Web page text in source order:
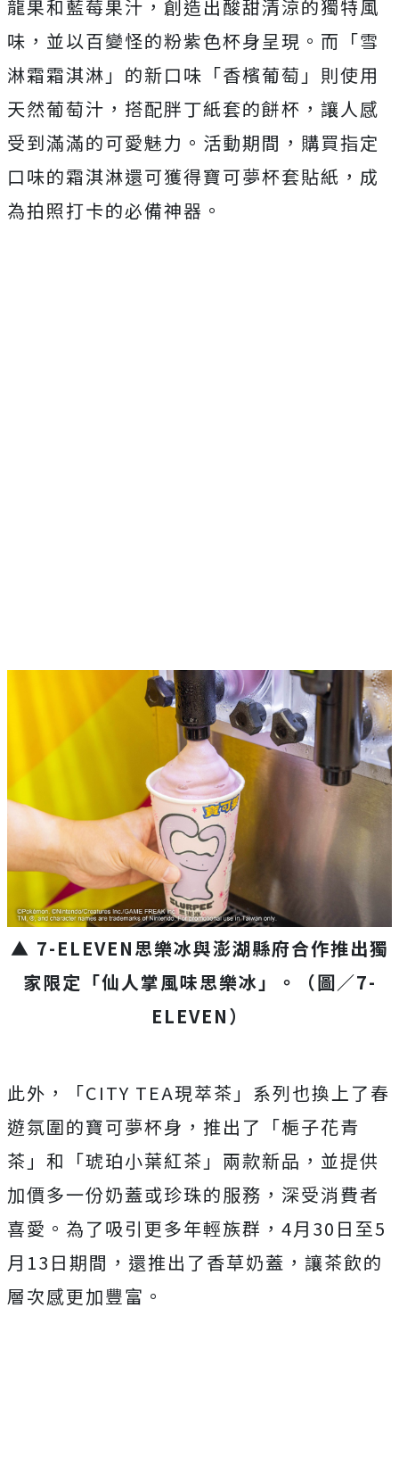
龍果和藍莓果汁，創造出酸甜清涼的獨特風
味，並以百變怪的粉紫色杯身呈現。而「雪
淋霜霜淇淋」的新口味「香檳葡萄」則使用
天然葡萄汁，搭配胖丁紙套的餅杯，讓人感
受到滿滿的可愛魅力。活動期間，購買指定
口味的霜淇淋還可獲得寶可夢杯套貼紙，成
為拍照打卡的必備神器。
▲ 7-ELEVEN思樂冰與澎湖縣府合作推出獨
家限定「仙人掌風味思樂冰」。（圖／7-
ELEVEN）
此外，「CITY TEA現萃茶」系列也換上了春
遊氛圍的寶可夢杯身，推出了「梔子花青
茶」和「琥珀小葉紅茶」兩款新品，並提供
加價多一份奶蓋或珍珠的服務，深受消費者
喜愛。為了吸引更多年輕族群，4月30日至5
月13日期間，還推出了香草奶蓋，讓茶飲的
層次感更加豐富。